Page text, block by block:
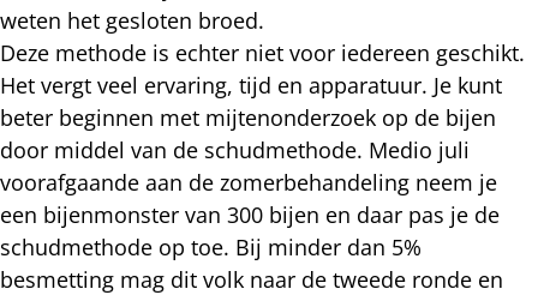
weten het gesloten broed.
Deze methode is echter niet voor iedereen geschikt.
Het vergt veel ervaring, tijd en apparatuur. Je kunt
beter beginnen met mijtenonderzoek op de bijen
door middel van de schudmethode. Medio juli
voorafgaande aan de zomerbehandeling neem je
een bijenmonster van 300 bijen en daar pas je de
schudmethode op toe. Bij minder dan 5%
besmetting mag dit volk naar de tweede ronde en